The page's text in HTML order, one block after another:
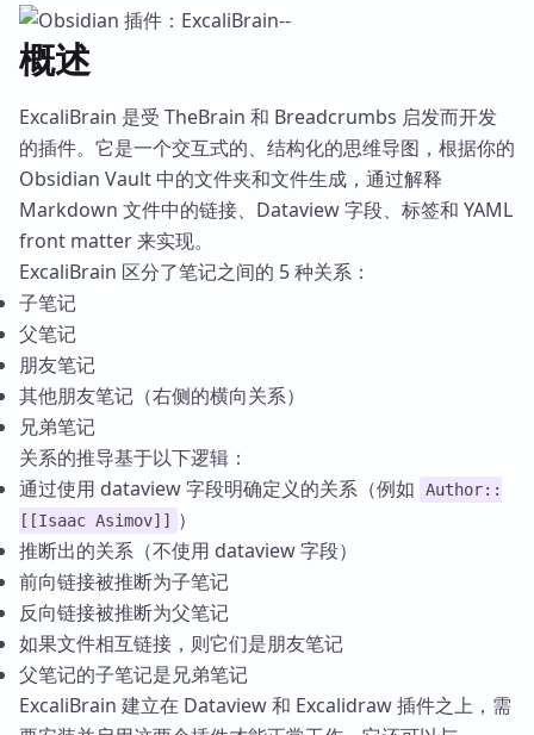
概述
ExcaliBrain 是受 TheBrain 和 Breadcrumbs 启发而开发
的插件。它是一个交互式的、结构化的思维导图，根据你的
Obsidian Vault 中的文件夹和文件生成，通过解释
Markdown 文件中的链接、Dataview 字段、标签和 YAML
front matter 来实现。
ExcaliBrain 区分了笔记之间的 5 种关系：
子笔记
父笔记
朋友笔记
其他朋友笔记（右侧的横向关系）
兄弟笔记
关系的推导基于以下逻辑：
通过使用 dataview 字段明确定义的关系（例如
Author::
[[Isaac Asimov]]
）
推断出的关系（不使用 dataview 字段）
前向链接被推断为子笔记
反向链接被推断为父笔记
如果文件相互链接，则它们是朋友笔记
父笔记的子笔记是兄弟笔记
ExcaliBrain 建立在 Dataview 和 Excalidraw 插件之上，需